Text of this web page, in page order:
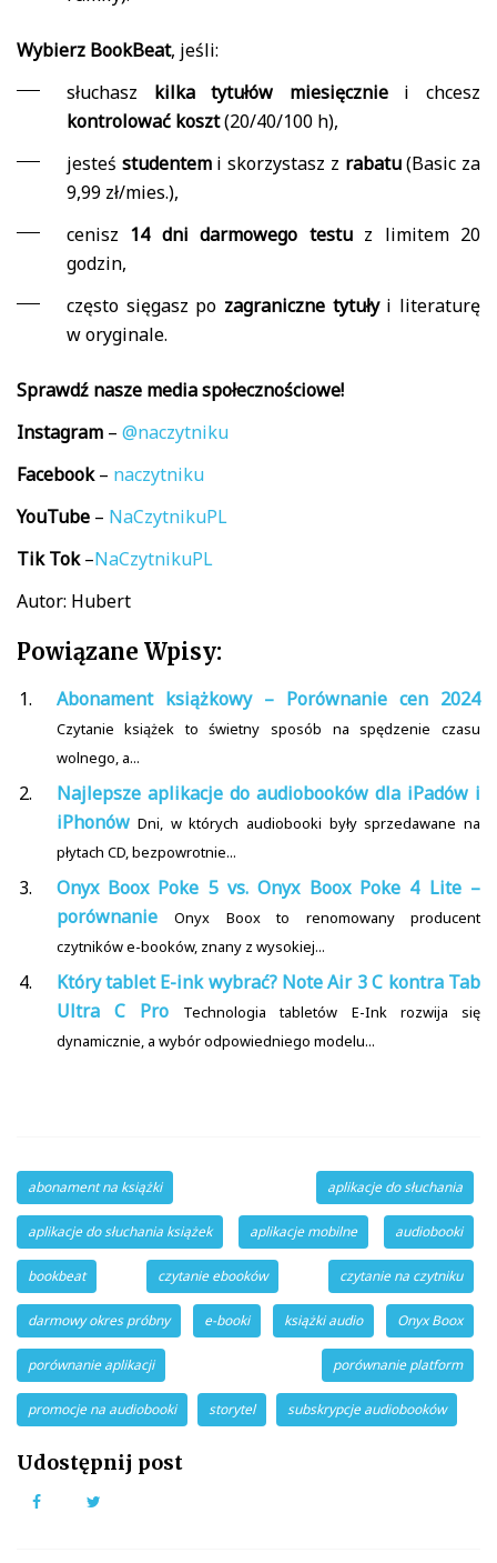
Wybierz BookBeat, jeśli:
słuchasz kilka tytułów miesięczniei chcesz
kontrolować koszt(20/40/100 h),
jesteś studentemi skorzystasz z rabatu(Basic za
9,99 zł/mies.),
cenisz 14 dni darmowego testuz limitem 20
godzin,
często sięgasz po zagraniczne tytułyi literaturę
w oryginale.
Sprawdź nasze media społecznościowe!
Instagram – @naczytniku
Facebook– naczytniku
YouTube – NaCzytnikuPL
Tik Tok–NaCzytnikuPL
Autor: Hubert
Powiązane Wpisy:
Abonament książkowy – Porównanie cen 2024
Czytanie książek to świetny sposób na spędzenie czasu
wolnego, a...
Najlepsze aplikacje do audiobooków dla iPadów i
iPhonów Dni, w których audiobooki były sprzedawane na
płytach CD, bezpowrotnie...
Onyx Boox Poke 5 vs. Onyx Boox Poke 4 Lite –
porównanie
Onyx Boox to renomowany producent
czytników e-booków, znany z wysokiej...
Który tablet E-ink wybrać? Note Air 3 C kontra Tab
Ultra C Pro
Technologia tabletów E-Ink rozwija się
dynamicznie, a wybór odpowiedniego modelu...
abonament na książki aplikacje do słuchania
aplikacje do słuchania książek aplikacje mobilne audiobooki
bookbeat czytanie ebooków czytanie na czytniku
darmowy okres próbny e-booki książki audio Onyx Boox
porównanie aplikacji porównanie platform
promocje na audiobooki storytel subskrypcje audiobooków
Udostępnij post
Facebook